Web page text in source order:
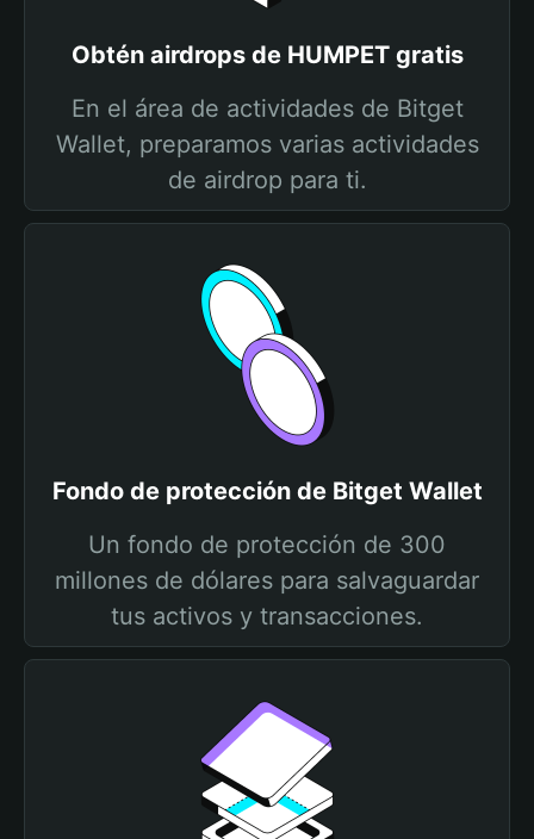
Obtén airdrops de HUMPET gratis
En el área de actividades de Bitget
Wallet, preparamos varias actividades
de airdrop para ti.
Fondo de protección de Bitget Wallet
Un fondo de protección de 300
millones de dólares para salvaguardar
tus activos y transacciones.